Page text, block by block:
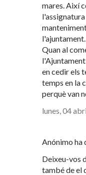
mares. Així
l'ajuntament.
Quan al
l'Ajuntament
en cedir els
temps en la
perquè van
lunes, 04
Anónimo ha
Deixeu-vos
també de el